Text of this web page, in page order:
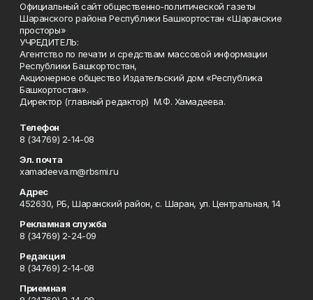
Официальный сайт общественно-политической газеты
Шаранского района Республики Башкортостан «Шаранские
просторы»
УЧРЕДИТЕЛЬ:
Агентство по печати и средствам массовой информации
Республики Башкортостан,
Акционерное общество Издательский дом «Республика
Башкортостан».
Директор (главный редактор) М.Ф. Хамадеева.
Телефон
8 (34769) 2-14-08
Эл. почта
xamadeeva.m@rbsmi.ru
Адрес
452630, РБ, Шаранский район, с. Шаран, ул. Центральная, 14
Рекламная служба
8 (34769) 2-24-09
Редакция
8 (34769) 2-14-08
Приемная